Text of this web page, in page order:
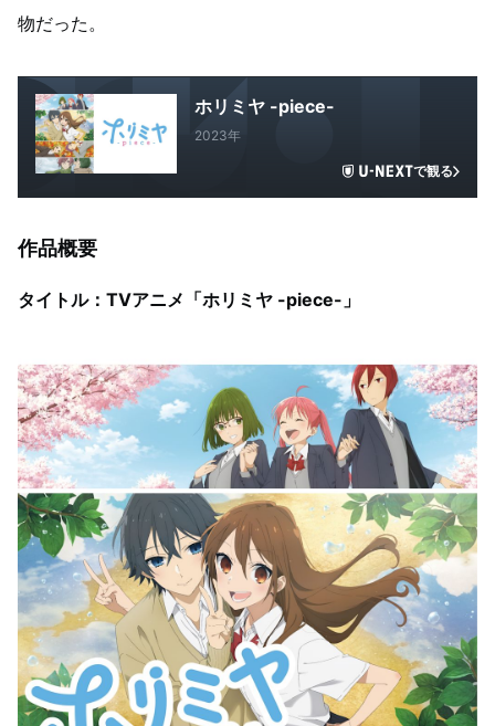
物だった。
ホリミヤ -piece-
2023年
で観る
作品概要
タイトル：TVアニメ「ホリミヤ -piece-」